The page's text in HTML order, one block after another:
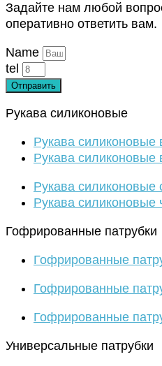
Задайте нам любой
оперативно ответить вам.
Name
tel
Отправить
Рукава силиконовые
Рукава силиконовые
Рукава
Рукава силиконовые
Рукава силиконовые
Гофрированные патрубки
Гофрированные
Гофрированные
Гофрированные
Универсальные патрубки